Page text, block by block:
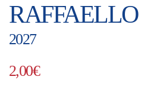
RAFFAELLO
2027
2,00€